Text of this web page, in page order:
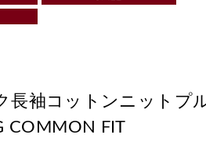
長袖コットンニットプ
COMMON FIT